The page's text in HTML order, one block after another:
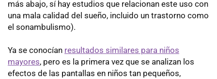
más abajo, sí hay estudios que relacionan este uso con
una mala calidad del sueño, incluido un trastorno como
el sonambulismo).
Ya se conocían resultados similares para niños
mayores, pero es la primera vez que se analizan los
efectos de las pantallas en niños tan pequeños,